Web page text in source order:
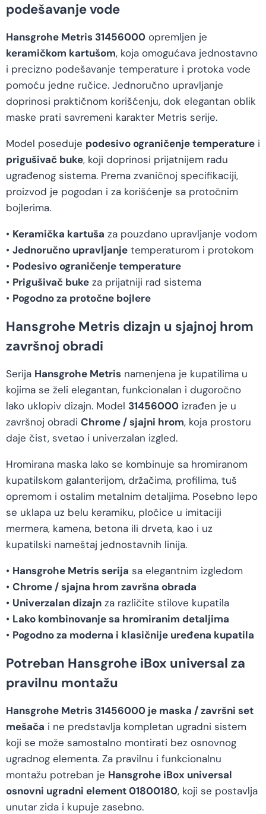
podešavanje vode
Hansgrohe Metris 31456000 opremljen je
keramičkom kartušom, koja omogućava jednostavno
i precizno podešavanje temperature i protoka vode
pomoću jedne ručice. Jednoručno upravljanje
doprinosi praktičnom korišćenju, dok elegantan oblik
maske prati savremeni karakter Metris serije.
Model poseduje podesivo ograničenje temperature i
prigušivač buke, koji doprinosi prijatnijem radu
ugrađenog sistema. Prema zvaničnoj specifikaciji,
proizvod je pogodan i za korišćenje sa protočnim
bojlerima.
• Keramička kartuša za pouzdano upravljanje vodom
• Jednoručno upravljanje temperaturom i protokom
• Podesivo ograničenje temperature
• Prigušivač buke za prijatniji rad sistema
• Pogodno za protočne bojlere
Hansgrohe Metris dizajn u sjajnoj hrom
završnoj obradi
Serija Hansgrohe Metris namenjena je kupatilima u
kojima se želi elegantan, funkcionalan i dugoročno
lako uklopiv dizajn. Model 31456000 izrađen je u
završnoj obradi Chrome / sjajni hrom, koja prostoru
daje čist, svetao i univerzalan izgled.
Hromirana maska lako se kombinuje sa hromiranom
kupatilskom galanterijom, držačima, profilima, tuš
opremom i ostalim metalnim detaljima. Posebno lepo
se uklapa uz belu keramiku, pločice u imitaciji
mermera, kamena, betona ili drveta, kao i uz
kupatilski nameštaj jednostavnih linija.
• Hansgrohe Metris serija sa elegantnim izgledom
• Chrome / sjajna hrom završna obrada
• Univerzalan dizajn za različite stilove kupatila
• Lako kombinovanje sa hromiranim detaljima
• Pogodno za moderna i klasičnije uređena kupatila
Potreban Hansgrohe iBox universal za
pravilnu montažu
Hansgrohe Metris 31456000 je maska / završni set
mešača i ne predstavlja kompletan ugradni sistem
koji se može samostalno montirati bez osnovnog
ugradnog elementa. Za pravilnu i funkcionalnu
montažu potreban je Hansgrohe iBox universal
osnovni ugradni element 01800180, koji se postavlja
unutar zida i kupuje zasebno.